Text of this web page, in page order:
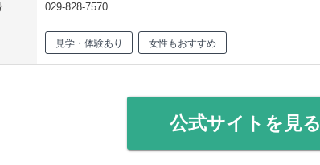
029-828-7570
見学・体験あり 女性もおすすめ
公式サイトを見る